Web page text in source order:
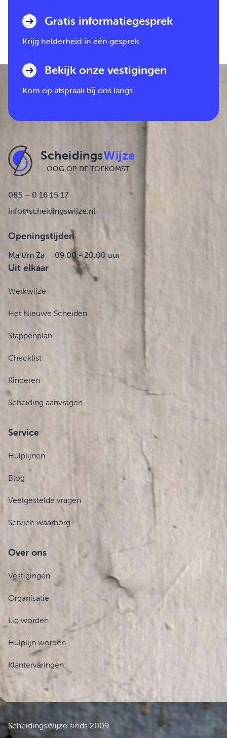
Gratis informatiegesprek
Krijg helderheid in één gesprek
Bekijk onze vestigingen
Kom op afspraak bij ons langs
ScheidingsWijze
OOG OP DE TOEKOMST
085 – 0 16 15 17
info@scheidingswijze.nl
Openingstijden
Ma t/m Za 09.00 - 20.00 uur
Uit elkaar
Werkwijze
Het Nieuwe Scheiden
Stappenplan
Checklist
Kinderen
Scheiding aanvragen
Service
Hulplijnen
Blog
Veelgestelde vragen
Service waarborg
Over ons
Vestigingen
Organisatie
Lid worden
Hulplijn worden
Klantervaringen
ScheidingsWijze sinds 2009